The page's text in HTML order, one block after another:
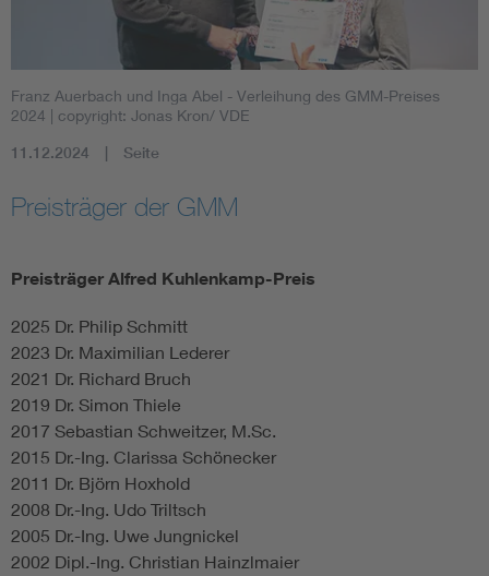
Mobility
Standards
Weitere Themen
Electronic components
Micro system technology
Microelectronics
Franz Auerbach und Inga Abel - Verleihung des GMM-Preises
2024 | copyright: Jonas Kron/ VDE
11.12.2024 Seite
Preisträger der GMM
Preisträger Alfred Kuhlenkamp-Preis
2025 Dr. Philip Schmitt
2023 Dr. Maximilian Lederer
2021 Dr. Richard Bruch
2019 Dr. Simon Thiele
2017 Sebastian Schweitzer, M.Sc.
2015 Dr.-Ing. Clarissa Schönecker
2011 Dr. Björn Hoxhold
2008 Dr.-Ing. Udo Triltsch
2005 Dr.-Ing. Uwe Jungnickel
2002 Dipl.-Ing. Christian Hainzlmaier